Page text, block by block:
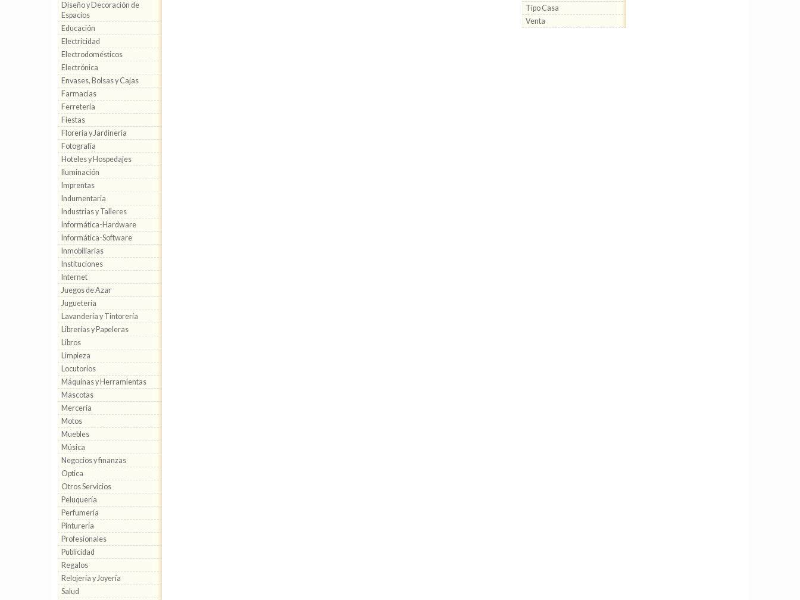
Diseño y Decoración de
Espacios
Educación
Electricidad
Electrodomésticos
Electrónica
Envases, Bolsas y Cajas
Farmacias
Ferretería
Fiestas
Florería y Jardinería
Fotografía
Hoteles y Hospedajes
Iluminación
Imprentas
Indumentaria
Industrias y Talleres
Informática-Hardware
Informática-Software
Inmobiliarias
Instituciones
Internet
Juegos de Azar
Juguetería
Lavandería y Tintorería
Librerías y Papeleras
Libros
Limpieza
Locutorios
Máquinas y Herramientas
Mascotas
Mercería
Motos
Muebles
Música
Negocios y finanzas
Optica
Otros Servicios
Peluquería
Perfumería
Pinturería
Profesionales
Publicidad
Regalos
Relojería y Joyería
Salud
Tipo Casa
Venta